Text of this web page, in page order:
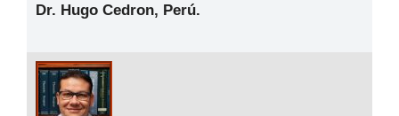
Dr. Hugo Cedron, Perú.